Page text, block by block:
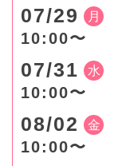
07/29 月
10:00〜
07/31 水
10:00〜
08/02 金
10:00〜